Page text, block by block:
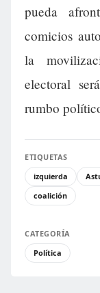
pueda
comicios
la
electoral
rumbo
ETIQUETAS
izquierda
coalición
CATEGORÍA
Política